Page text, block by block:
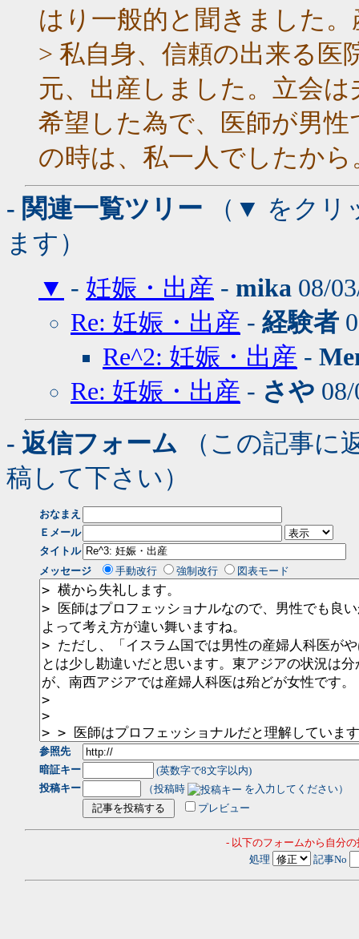
はり一般的と聞きました
> 私自身、信頼の出来る
元、出産しました。立会
希望した為で、医師が男
の時は、私一人でしたから
- 関連一覧ツリー （▼ をクリ
ます）
▼ - 妊娠・出産 - mika 08/
Re: 妊娠・出産 - 経験者
Re^2: 妊娠・出産 -
Re: 妊娠・出産 - さや
- 返信フォーム （この記事に
稿して下さい）
おなまえ
Ｅメール
タイトル
メッセージ
手動改行 強制改行 図表モード
参照先
暗証キー
(英数字で8文字以内)
投稿キー
（投稿時
を入力してください）
プレビュー
- 以下のフォームから自分
処理
記事No